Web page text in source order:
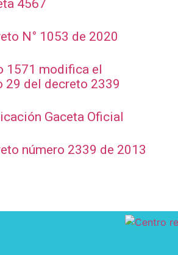
4567
N° 1053 de 2020
1571 modifica el
29 del decreto 2339
Gaceta Oficial
número 2339 de 2013